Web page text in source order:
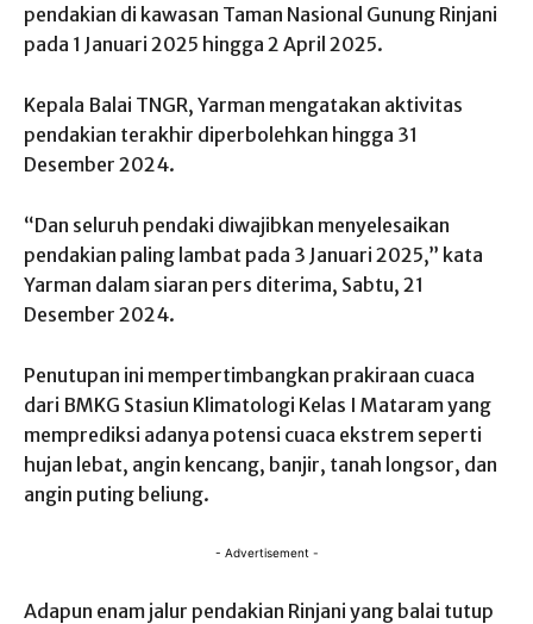
pendakian di kawasan Taman Nasional Gunung Rinjani
pada 1 Januari 2025 hingga 2 April 2025.
Kepala Balai TNGR, Yarman mengatakan aktivitas
pendakian terakhir diperbolehkan hingga 31
Desember 2024.
“Dan seluruh pendaki diwajibkan menyelesaikan
pendakian paling lambat pada 3 Januari 2025,” kata
Yarman dalam siaran pers diterima, Sabtu, 21
Desember 2024.
Penutupan ini mempertimbangkan prakiraan cuaca
dari BMKG Stasiun Klimatologi Kelas I Mataram yang
memprediksi adanya potensi cuaca ekstrem seperti
hujan lebat, angin kencang, banjir, tanah longsor, dan
angin puting beliung.
- Advertisement -
Adapun enam jalur pendakian Rinjani yang balai tutup